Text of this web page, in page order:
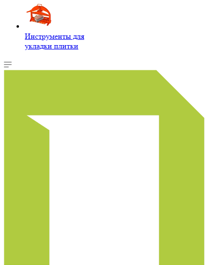
Инструменты для
укладки плитки